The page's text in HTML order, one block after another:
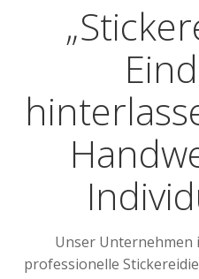
Unser Unternehmen
professionelle